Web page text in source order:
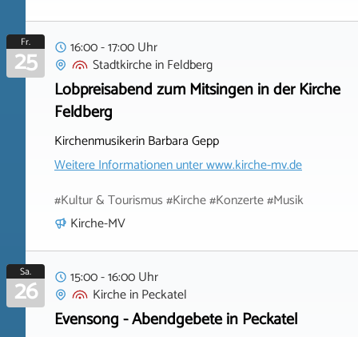
Fr.
25
16:00 - 17:00 Uhr
StadtkircheinFeldberg
Lobpreisabend zum Mitsingen in der Kirche
Feldberg
Kirchenmusikerin Barbara Gepp
Weitere Informationen unterwww.kirche-mv.de
#Kultur & Tourismus #Kirche #Konzerte #Musik
Kirche-MV
Sa.
26
15:00 - 16:00 Uhr
KircheinPeckatel
Evensong - Abendgebete in Peckatel